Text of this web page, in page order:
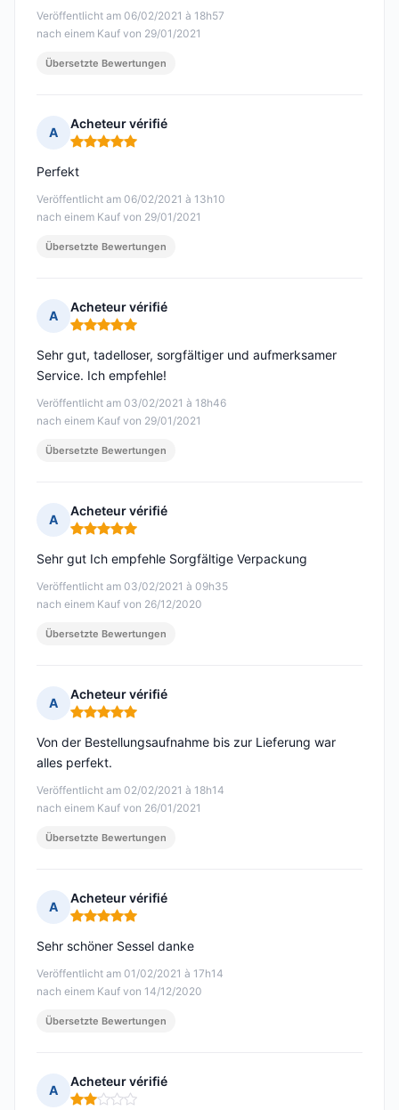
Veröffentlicht am 06/02/2021 à 18h57
nach einem Kauf von 29/01/2021
Übersetzte Bewertungen
A
Acheteur vérifié
Hinweis: 5 von 5
Veröffentlicht am 06/02/2021 à 13h10
nach einem Kauf von 29/01/2021
Perfekt
Übersetzte Bewertungen
A
Acheteur vérifié
Hinweis: 5 von 5
Veröffentlicht am 03/02/2021 à 18h46
nach einem Kauf von 29/01/2021
Sehr gut, tadelloser, sorgfältiger und aufmerksamer
Service. Ich empfehle!
Übersetzte Bewertungen
A
Acheteur vérifié
Hinweis: 5 von 5
Veröffentlicht am 03/02/2021 à 09h35
nach einem Kauf von 26/12/2020
Sehr gut Ich empfehle Sorgfältige Verpackung
Übersetzte Bewertungen
A
Acheteur vérifié
Hinweis: 5 von 5
Veröffentlicht am 02/02/2021 à 18h14
nach einem Kauf von 26/01/2021
Von der Bestellungsaufnahme bis zur Lieferung war
alles perfekt.
Übersetzte Bewertungen
A
Acheteur vérifié
Hinweis: 5 von 5
Veröffentlicht am 01/02/2021 à 17h14
nach einem Kauf von 14/12/2020
Sehr schöner Sessel danke
Übersetzte Bewertungen
A
Acheteur vérifié
Hinweis: 2 von 5